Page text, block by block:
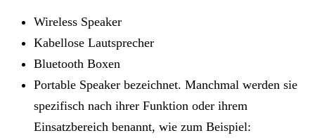
Wireless Speaker
Kabellose Lautsprecher
Bluetooth Boxen
Portable Speaker bezeichnet. Manchmal werden sie
spezifisch nach ihrer Funktion oder ihrem
Einsatzbereich benannt, wie zum Beispiel: